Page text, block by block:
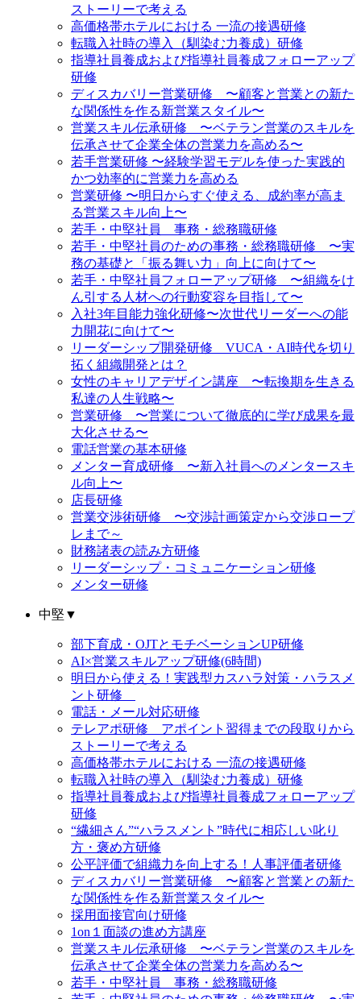
ストーリーで考える
高価格帯ホテルにおける 一流の接遇研修
転職入社時の導入（馴染む力養成）研修
指導社員養成および指導社員養成フォローアップ
研修
ディスカバリー営業研修 〜顧客と営業との新た
な関係性を作る新営業スタイル〜
営業スキル伝承研修 〜ベテラン営業のスキルを
伝承させて企業全体の営業力を高める〜
若手営業研修 〜経験学習モデルを使った実践的
かつ効率的に営業力を高める
営業研修 〜明日からすぐ使える、成約率が高ま
る営業スキル向上〜
若手・中堅社員 事務・総務職研修
若手・中堅社員のための事務・総務職研修 〜実
務の基礎と「振る舞い力」向上に向けて〜
若手・中堅社員フォローアップ研修 〜組織をけ
ん引する人材への行動変容を目指して〜
入社3年目能力強化研修〜次世代リーダーへの能
力開花に向けて〜
リーダーシップ開発研修 VUCA・AI時代を切り
拓く組織開発とは？
女性のキャリアデザイン講座 〜転換期を生きる
私達の人生戦略〜
営業研修 〜営業について徹底的に学び成果を最
大化させる〜
電話営業の基本研修
メンター育成研修 〜新入社員へのメンタースキ
ル向上〜
店長研修
営業交渉術研修 〜交渉計画策定から交渉ロープ
レまで～
財務諸表の読み方研修
リーダーシップ・コミュニケーション研修
メンター研修
中堅 ▼
部下育成・OJTとモチベーションUP研修
AI×営業スキルアップ研修(6時間)
明日から使える！実践型カスハラ対策・ハラスメ
ント研修
電話・メール対応研修
テレアポ研修 アポイント習得までの段取りから
ストーリーで考える
高価格帯ホテルにおける 一流の接遇研修
転職入社時の導入（馴染む力養成）研修
指導社員養成および指導社員養成フォローアップ
研修
“繊細さん”“ハラスメント”時代に相応しい叱り
方・褒め方研修
公平評価で組織力を向上する！人事評価者研修
ディスカバリー営業研修 〜顧客と営業との新た
な関係性を作る新営業スタイル〜
採用面接官向け研修
1on１面談の進め方講座
営業スキル伝承研修 〜ベテラン営業のスキルを
伝承させて企業全体の営業力を高める〜
若手・中堅社員 事務・総務職研修